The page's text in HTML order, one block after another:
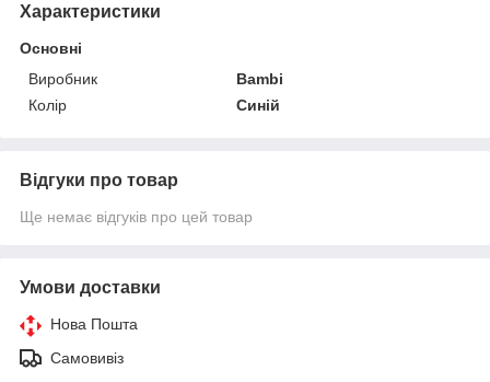
Характеристики
Основні
Виробник
Bambi
Колір
Синій
Відгуки про товар
Ще немає відгуків про цей товар
Умови доставки
Нова Пошта
Самовивіз